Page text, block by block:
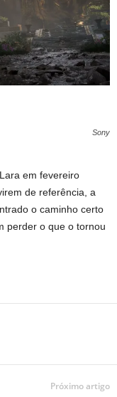
Sony
em fevereiro
de referência, a
o caminho certo
perder o que o tornou
Próximo artigo